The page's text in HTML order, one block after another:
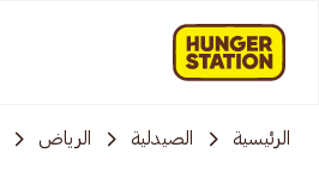
الرئيسية الصيدلية الرياض